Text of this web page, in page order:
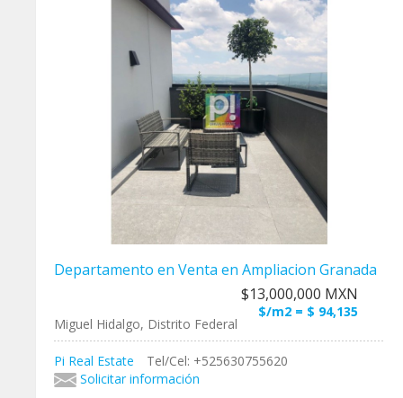
Departamento en Venta en Ampliacion Granada
$13,000,000 MXN
$/m2 = $ 94,135
Miguel Hidalgo, Distrito Federal
Pi Real Estate
Tel/Cel: +525630755620
Solicitar información